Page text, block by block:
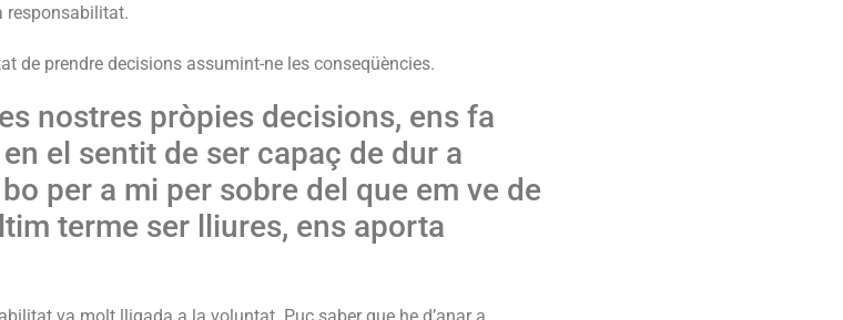
responsabilitat.
de prendre decisions assumint-ne les conseqüències.
nostres pròpies decisions, ens fa
el sentit de ser capaç de dur a
per a mi per sobre del que em ve de
terme ser lliures, ens aporta